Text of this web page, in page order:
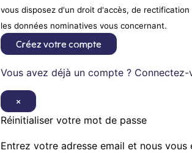
vous disposez d'un droit d'accès, de
les données nominatives vous concernant.
Créez votre compte
Vous avez déjà un compte ?
×
Réinitialiser votre mot de passe
Entrez votre adresse email et nous vous